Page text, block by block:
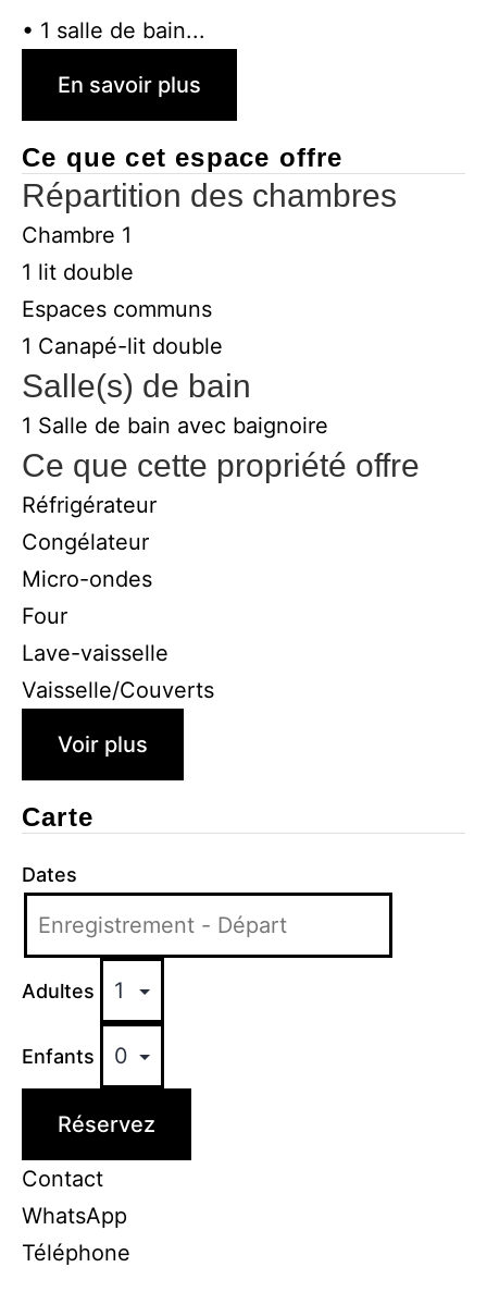
• 1 salle de bain...
En savoir plus
Ce que cet espace offre
Répartition des chambres
Chambre 1
1 lit double
Espaces communs
1 Canapé-lit double
Salle(s) de bain
1 Salle de bain avec baignoire
Ce que cette propriété offre
Réfrigérateur
Congélateur
Micro-ondes
Four
Lave-vaisselle
Vaisselle/Couverts
Voir plus
Carte
Dates
Adultes
Enfants
Réservez
Contact
WhatsApp
Téléphone